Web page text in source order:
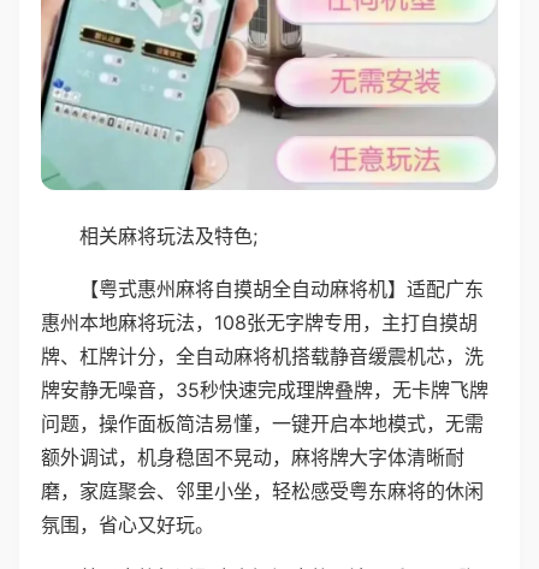
相关麻将玩法及特色;
【粤式惠州麻将自摸胡全自动麻将机】适配广东
惠州本地麻将玩法，108张无字牌专用，主打自摸胡
牌、杠牌计分，全自动麻将机搭载静音缓震机芯，洗
牌安静无噪音，35秒快速完成理牌叠牌，无卡牌飞牌
问题，操作面板简洁易懂，一键开启本地模式，无需
额外调试，机身稳固不晃动，麻将牌大字体清晰耐
磨，家庭聚会、邻里小坐，轻松感受粤东麻将的休闲
氛围，省心又好玩。